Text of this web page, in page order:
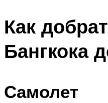
Как
Бангкока
Самолет